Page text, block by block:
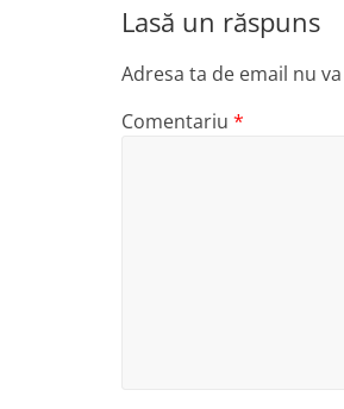
Lasă un răspuns
Adresa ta de email nu
Comentariu *